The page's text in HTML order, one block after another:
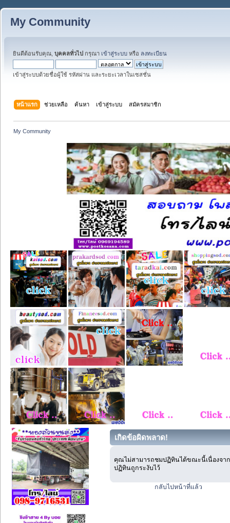
My Community
ยินดีต้อนรับคุณ, บุคคลทั่วไป กรุณา เข้าสู่ระบบ หรือ ลงทะเบียน
เข้าสู่ระบบด้วยชื่อผู้ใช้ รหัสผ่าน และระยะเวลาในเซสชั่น
หน้าแรก ช่วยเหลือ ค้นหา เข้าสู่ระบบ สมัครสมาชิก
My Community
เกิดข้อผิดพลาด!
คุณไม่สามารถชมปฏิทินได้ขณะนี้เนื่องจา
ปฏิทินถูกระงับไว้
กลับไปหน้าที่แล้ว